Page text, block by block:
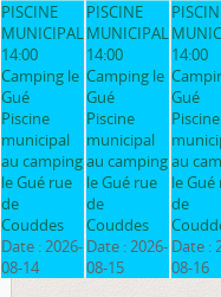
PISCINE
MUNICIPAL
14:00
Camping le
Gué
Piscine
municipal
au camping
le Gué rue
de
Couddes
Date :2026-
08-14
PISCINE
MUNICIPAL
14:00
Camping le
Gué
Piscine
municipal
au camping
le Gué rue
de
Couddes
Date :2026-
08-15
14:00
Gué
Piscine
au
le Gué
de
Date :
08-16